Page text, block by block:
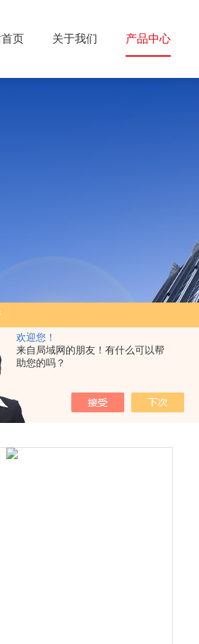
欢迎您！
来自局域网的朋友！有什么可以帮
助您的吗？
页 关于我们 产品中心
您的位置：首页 -